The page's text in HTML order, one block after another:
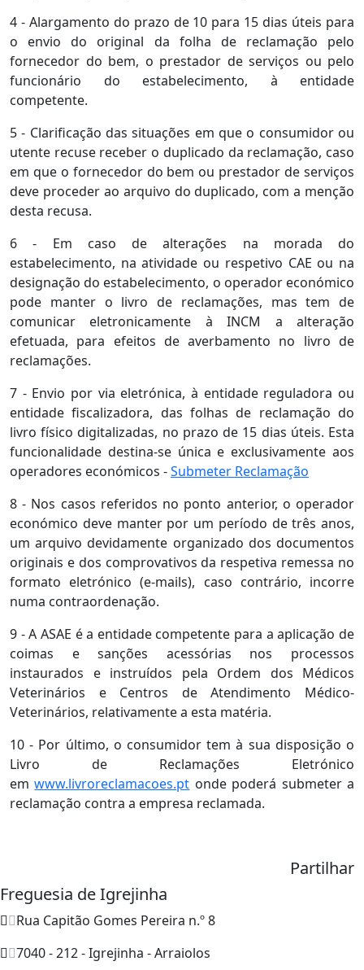
4 - Alargamento do prazo de 10 para 15 dias úteis para
o envio do original da folha de reclamação pelo
fornecedor do bem, o prestador de serviços ou pelo
funcionário do estabelecimento, à entidade
competente.
5 - Clarificação das situações em que o consumidor ou
utente recuse receber o duplicado da reclamação, caso
em que o fornecedor do bem ou prestador de serviços
deve proceder ao arquivo do duplicado, com a menção
desta recusa.
6 - Em caso de alterações na morada do
estabelecimento, na atividade ou respetivo CAE ou na
designação do estabelecimento, o operador económico
pode manter o livro de reclamações, mas tem de
comunicar eletronicamente à INCM a alteração
efetuada, para efeitos de averbamento no livro de
reclamações.
7 - Envio por via eletrónica, à entidade reguladora ou
entidade fiscalizadora, das folhas de reclamação do
livro físico digitalizadas, no prazo de 15 dias úteis. Esta
funcionalidade destina-se única e exclusivamente aos
operadores económicos -Submeter Reclamação
8 - Nos casos referidos no ponto anterior, o operador
económico deve manter por um período de três anos,
um arquivo devidamente organizado dos documentos
originais e dos comprovativos da respetiva remessa no
formato eletrónico (e-mails), caso contrário, incorre
numa contraordenação.
9 - A ASAE é a entidade competente para a aplicação de
coimas e sanções acessórias nos processos
instaurados e instruídos pela Ordem dos Médicos
Veterinários e Centros de Atendimento Médico-
Veterinários, relativamente a esta matéria.
10 - Por último, o consumidor tem à sua disposição o
Livro de Reclamações Eletrónico
emwww.livroreclamacoes.pt onde poderá submeter a
reclamação contra a empresa reclamada.
Partilhar
Freguesia de Igrejinha
Rua Capitão Gomes Pereira n.º 8
7040 - 212 - Igrejinha - Arraiolos